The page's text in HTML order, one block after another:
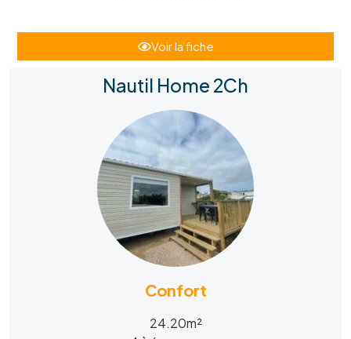
Voir la fiche
Nautil Home 2Ch
Confort
24.20m²